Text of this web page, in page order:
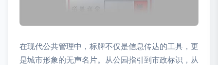
在现代公共管理中，标牌不仅是信息传达的工具，更
是城市形象的无声名片。从公园指引到市政标识，从